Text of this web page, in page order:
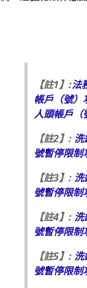
【註1】:法
帳戶（號）
人頭帳戶（
【註2】: 洗
號暫停限制
【註3】: 洗
號暫停限制
【註4】: 洗
號暫停限制
【註5】: 洗
號暫停限制